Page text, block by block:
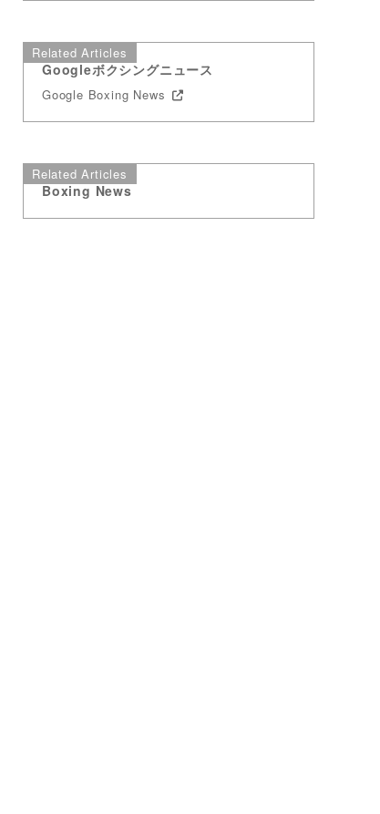
Related Articles
Googleボクシングニュース
Google Boxing News
Related Articles
Boxing News